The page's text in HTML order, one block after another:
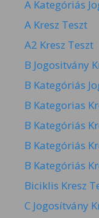
A Kategóriás
A Kresz Teszt
A2 Kresz Teszt
B Jogositvány
B Kategóriás
B Kategorias
B Kategóriás
B Kategóriás
B Kategóriás
Biciklis Kresz
C Jogosítvány